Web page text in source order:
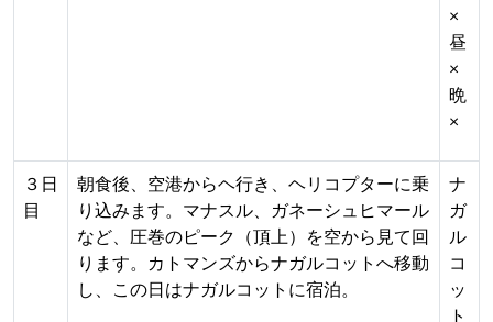
×
昼
×
晩
×
３日
目
朝食後、空港からヘ行き、ヘリコプターに乗
り込みます。マナスル、ガネーシュヒマール
など、圧巻のピーク（頂上）を空から見て回
ります。カトマンズからナガルコットへ移動
し、この日はナガルコットに宿泊。
ナ
ガ
ル
コ
ッ
ト